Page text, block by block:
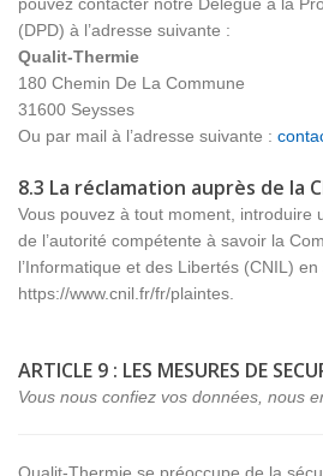
(DPD) à l’adresse suivante :
Qualit-Thermie
180 Chemin De La Commune
31600 Seysses
Ou par mail à l’adresse suivante :
8.3 La réclamation auprès de la
Vous pouvez à tout moment, introduire
de l’autorité compétente à savoir la
l’Informatique et des Libertés (CNIL)
https://www.cnil.fr/fr/plaintes.
ARTICLE 9 : LES MESURES DE
Vous nous confiez vos données, nous
Qualit-Thermie se préoccupe de la